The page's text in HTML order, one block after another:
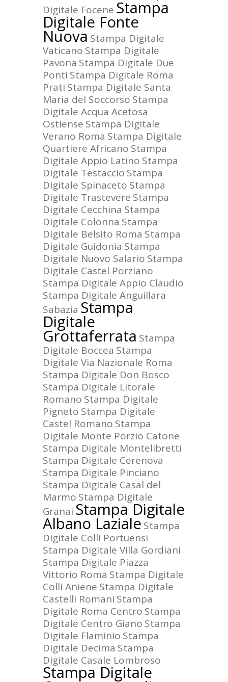
Digitale Focene Stampa
Digitale Fonte
Nuova Stampa Digitale
Vaticano Stampa Digitale
Pavona Stampa Digitale Due
Ponti Stampa Digitale Roma
Prati Stampa Digitale Santa
Maria del Soccorso Stampa
Digitale Acqua Acetosa
Ostiense Stampa Digitale
Verano Roma Stampa Digitale
Quartiere Africano Stampa
Digitale Appio Latino Stampa
Digitale Testaccio Stampa
Digitale Spinaceto Stampa
Digitale Trastevere Stampa
Digitale Cecchina Stampa
Digitale Colonna Stampa
Digitale Belsito Roma Stampa
Digitale Guidonia Stampa
Digitale Nuovo Salario Stampa
Digitale Castel Porziano
Stampa Digitale Appio Claudio
Stampa Digitale Anguillara
Sabazia Stampa
Digitale
Grottaferrata Stampa
Digitale Boccea Stampa
Digitale Via Nazionale Roma
Stampa Digitale Don Bosco
Stampa Digitale Litorale
Romano Stampa Digitale
Pigneto Stampa Digitale
Castel Romano Stampa
Digitale Monte Porzio Catone
Stampa Digitale Montelibretti
Stampa Digitale Cerenova
Stampa Digitale Pinciano
Stampa Digitale Casal del
Marmo Stampa Digitale
Granai Stampa Digitale
Albano Laziale Stampa
Digitale Colli Portuensi
Stampa Digitale Villa Gordiani
Stampa Digitale Piazza
Vittorio Roma Stampa Digitale
Colli Aniene Stampa Digitale
Castelli Romani Stampa
Digitale Roma Centro Stampa
Digitale Centro Giano Stampa
Digitale Flaminio Stampa
Digitale Decima Stampa
Digitale Casale Lombroso
Stampa Digitale